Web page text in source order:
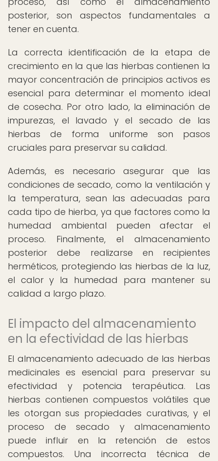
posterior, son aspectos fundamentales a
tener en cuenta.
La correcta identificación de la etapa de
crecimiento en la que las hierbas contienen la
mayor concentración de principios activos es
esencial para determinar el momento ideal
de cosecha. Por otro lado, la eliminación de
impurezas, el lavado y el secado de las
hierbas de forma uniforme son pasos
cruciales para preservar su calidad.
Además, es necesario asegurar que las
condiciones de secado, como la ventilación y
la temperatura, sean las adecuadas para
cada tipo de hierba, ya que factores como la
humedad ambiental pueden afectar el
proceso. Finalmente, el almacenamiento
posterior debe realizarse en recipientes
herméticos, protegiendo las hierbas de la luz,
el calor y la humedad para mantener su
calidad a largo plazo.
El impacto del almacenamiento
en la efectividad de las hierbas
El almacenamiento adecuado de las hierbas
medicinales es esencial para preservar su
efectividad y potencia terapéutica. Las
hierbas contienen compuestos volátiles que
les otorgan sus propiedades curativas, y el
proceso de secado y almacenamiento
puede influir en la retención de estos
compuestos. Una incorrecta técnica de